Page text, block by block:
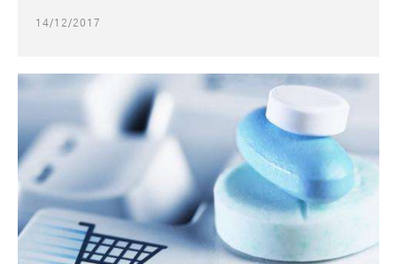
14/12/2017